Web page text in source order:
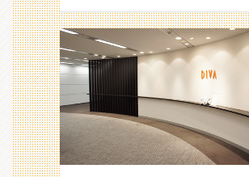
・上場子会社を中心とした単体決
・海外子会社決算
・業務改善提案（Excel等を活用）
✩同社での就業経験のメリット（
向け）✩
〇今までの経験をベースに、上場
経験＋αの経験を身に着けられま
これまでのご経験を土台に、大手
計実務・専門性の習得だけでは
の付加価値(業務改善、IT、コン
ング、マネジメント等のスキル
上場企業の決算担当として、子会
連結決算・開示資料作成業務・業
支援を担当いただきます。
【詳細な業務内容】
決算業務のチームメンバーとして
務に従事いただきます。
一例）
・単体決算処理
・海外子会社決算
・連結決算処理
・決算短信作成